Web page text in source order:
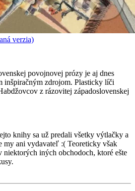
verzia)
povojnovej prózy je aj dnes
inšpiračným zdrojom. Plasticky líči
z rázovitej západoslovenskej
knihy sa už predali všetky výtlačky a
my ani vydavateľ :( Teoreticky však
niektorých iných obchodoch, ktoré ešte